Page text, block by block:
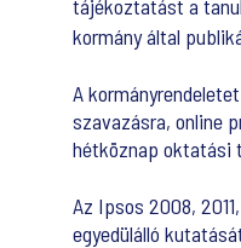
tájékoztatást a
kormány által
A
szavazásra, online
hétköznap oktatási
Az Ipsos 2008,
egyedülálló